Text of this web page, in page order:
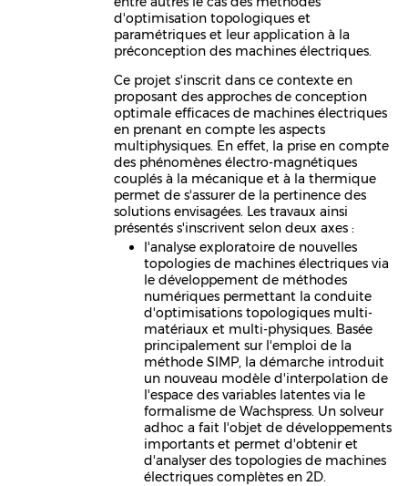
d'optimisation topologiques et
paramétriques et leur application à la
préconception des machines électriques.
Ce projet s'inscrit dans ce contexte en
proposant des approches de conception
optimale efficaces de machines électriques
en prenant en compte les aspects
multiphysiques. En effet, la prise en compte
des phénomènes électro-magnétiques
couplés à la mécanique et à la thermique
permet de s'assurer de la pertinence des
solutions envisagées. Les travaux ainsi
présentés s'inscrivent selon deux axes :
l'analyse exploratoire de nouvelles
topologies de machines électriques via
le développement de méthodes
numériques permettant la conduite
d'optimisations topologiques multi-
matériaux et multi-physiques. Basée
principalement sur l'emploi de la
méthode SIMP, la démarche introduit
un nouveau modèle d'interpolation de
l'espace des variables latentes via le
formalisme de Wachspress. Un solveur
adhoc a fait l'objet de développements
importants et permet d'obtenir et
d'analyser des topologies de machines
électriques complètes en 2D.